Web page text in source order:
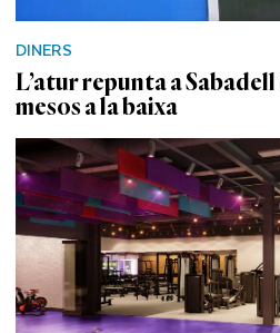
DINERS
L’atur repunta a
mesos a la baixa